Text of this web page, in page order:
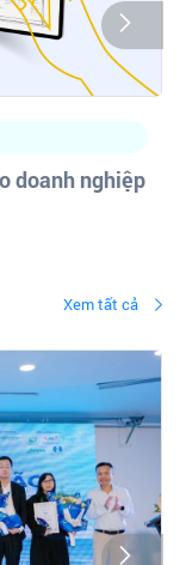
doanh nghiệp
Xem tất cả